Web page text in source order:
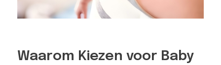
Waarom Kiezen voor Baby